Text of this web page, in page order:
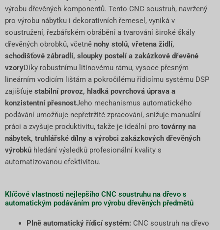
výrobu dřevěných komponentů. Tento CNC soustruh, navržený
pro výrobu nábytku i dekorativních řemesel, vyniká v
soustružení, řezbářském obrábění a tvarování široké škály
dřevěných obrobků, včetně nohy stolů, vřetena židlí,
schodišťové zábradlí, sloupky postelí a zakázkové dřevěné
vzoryDíky robustnímu litinovému rámu, vysoce přesným
lineárním vodicím lištám a pokročilému řídicímu systému DSP
zajišťuje stabilní provoz, hladká povrchová úprava a
konzistentní přesnostJeho mechanismus automatického
podávání umožňuje nepřetržité zpracování, snižuje manuální
práci a zvyšuje produktivitu, takže je ideální pro továrny na
nábytek, truhlářské dílny a výrobci zakázkových dřevěných
výrobků hledání výsledků profesionální kvality s
automatizovanou efektivitou.
Klíčové vlastnosti nejlepšího CNC soustruhu na dřevo s
automatickým podáváním pro výrobu dřevěných předmětů
Plně automatický řídicí systém:CNC soustruh na dřevo